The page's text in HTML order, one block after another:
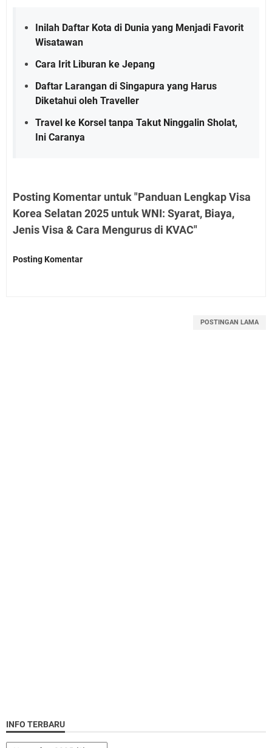
Inilah Daftar Kota di Dunia yang Menjadi Favorit
Wisatawan
Cara Irit Liburan ke Jepang
Daftar Larangan di Singapura yang Harus
Diketahui oleh Traveller
Travel ke Korsel tanpa Takut Ninggalin Sholat,
Ini Caranya
Posting Komentar untuk "Panduan Lengkap Visa
Korea Selatan 2025 untuk WNI: Syarat, Biaya,
Jenis Visa & Cara Mengurus di KVAC"
Posting Komentar
POSTINGAN LAMA
INFO TERBARU